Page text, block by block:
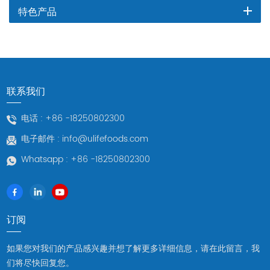
特色产品
联系我们
电话 : +86 -18250802300
电子邮件 : info@ulifefoods.com
Whatsapp : +86 -18250802300
订阅
如果您对我们的产品感兴趣并想了解更多详细信息，请在此留言，我
们将尽快回复您。